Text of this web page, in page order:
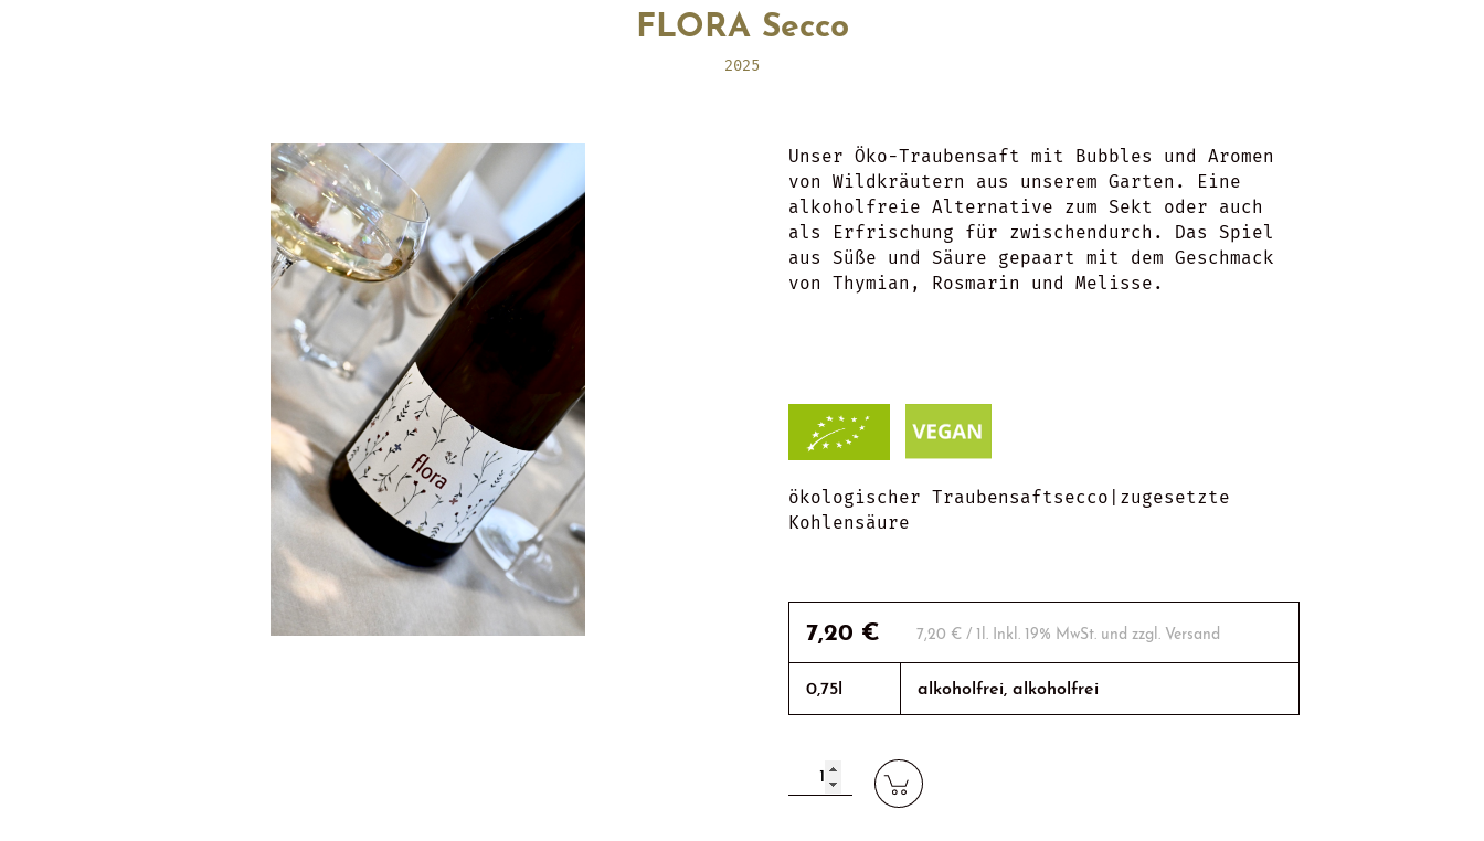
FLORA Secco
2025
Unser Öko-Traubensaft mit Bubbles und Aromen
von Wildkräutern aus unserem Garten. Eine
alkoholfreie Alternative zum Sekt oder auch
als Erfrischung für zwischendurch. Das Spiel
aus Süße und Säure gepaart mit dem Geschmack
von Thymian, Rosmarin und Melisse.
ökologischer Traubensaftsecco|zugesetzte
Kohlensäure
7,20 € 7,20 € / 1l. Inkl. 19% MwSt. und zzgl. Versand
0,75l alkoholfrei, alkoholfrei
FLORA
Secco